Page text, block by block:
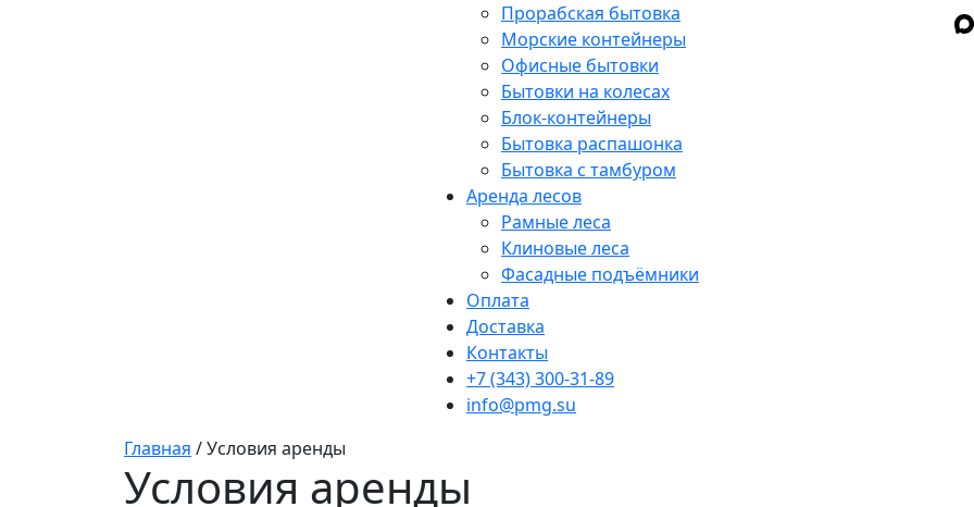
Прорабская бытовка
Морские контейнеры
Офисные бытовки
Бытовки на колесах
Блок-контейнеры
Бытовка распашонка
Бытовка с тамбуром
Аренда лесов
Рамные леса
Клиновые леса
Фасадные подъёмники
Оплата
Доставка
Контакты
+7 (343) 300-31-89
info@pmg.su
Главная /Условия аренды
Условия аренды